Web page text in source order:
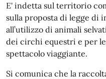
E' indetta sul territorio
sulla proposta di legge di
all’utilizzo di animali
dei circhi equestri e per
spettacolo viaggiante.
Si comunica che la